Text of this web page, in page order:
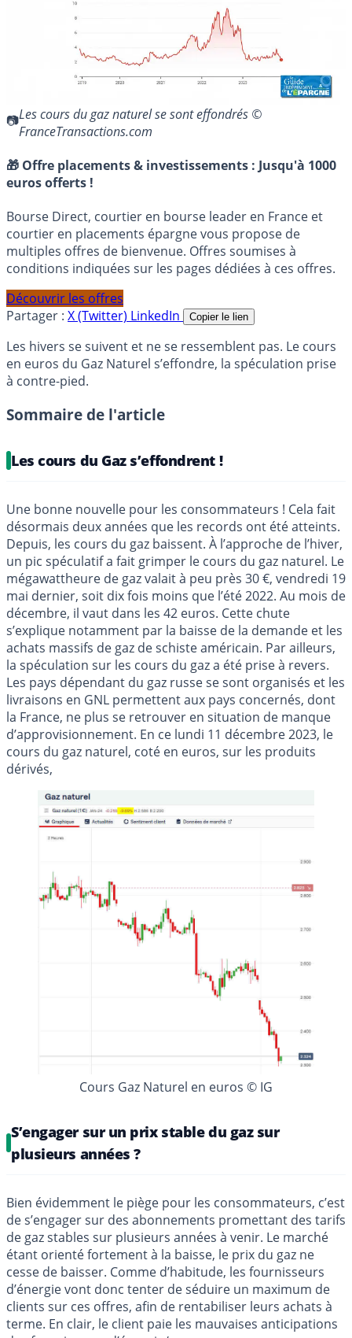
Les cours du gaz naturel se sont effondrés ©
FranceTransactions.com
🎁 Offre placements & investissements : Jusqu'à 1000
euros offerts !
Bourse Direct, courtier en bourse leader en France et
courtier en placements épargne vous propose de
multiples offres de bienvenue. Offres soumises à
conditions indiquées sur les pages dédiées à ces offres.
Découvrir les offres
Partager : X (Twitter) LinkedIn Copier le lien
Les hivers se suivent et ne se ressemblent pas. Le cours
en euros du Gaz Naturel s’effondre, la spéculation prise
à contre-pied.
Sommaire de l'article
Les cours du Gaz s’effondrent !
Une bonne nouvelle pour les consommateurs ! Cela fait
désormais deux années que les records ont été atteints.
Depuis, les cours du gaz baissent. À l’approche de l’hiver,
un pic spéculatif a fait grimper le cours du gaz naturel. Le
mégawattheure de gaz valait à peu près 30 €, vendredi 19
mai dernier, soit dix fois moins que l’été 2022. Au mois de
décembre, il vaut dans les 42 euros. Cette chute
s’explique notamment par la baisse de la demande et les
achats massifs de gaz de schiste américain. Par ailleurs,
la spéculation sur les cours du gaz a été prise à revers.
Les pays dépendant du gaz russe se sont organisés et les
livraisons en GNL permettent aux pays concernés, dont
la France, ne plus se retrouver en situation de manque
d’approvisionnement. En ce lundi 11 décembre 2023, le
cours du gaz naturel, coté en euros, sur les produits
dérivés,
Cours Gaz Naturel en euros © IG
S’engager sur un prix stable du gaz sur
plusieurs années ?
Bien évidemment le piège pour les consommateurs, c’est
de s’engager sur des abonnements promettant des tarifs
de gaz stables sur plusieurs années à venir. Le marché
étant orienté fortement à la baisse, le prix du gaz ne
cesse de baisser. Comme d’habitude, les fournisseurs
d’énergie vont donc tenter de séduire un maximum de
clients sur ces offres, afin de rentabiliser leurs achats à
terme. En clair, le client paie les mauvaises anticipations